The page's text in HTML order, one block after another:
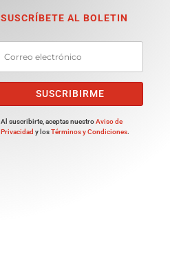
SUSCRÍBETE AL BOLETIN
SUSCRIBIRME
Al suscribirte, aceptas nuestroAviso de
Privacidad y losTérminos y Condiciones.